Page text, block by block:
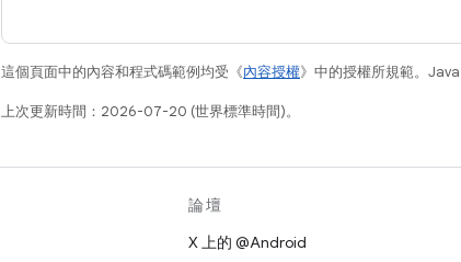
這個頁面中的內容和程式碼範例均受《內容授權》中的授權所規範。
上次更新時間：2026-07-20 (世界標準時間)。
論壇
X 上的 @Android